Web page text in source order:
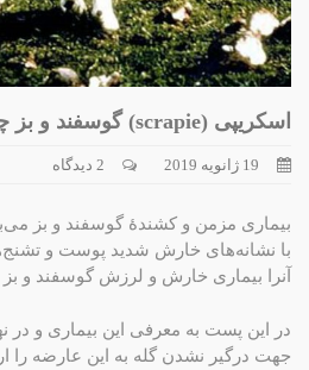
اسکریپی (scrapie) گوسفند و بز چیست؟
19 ژانویه 2019 2 دیدگاه
بیماری مزمن و کشندۀ گوسفند و بز
با نشانه‌های خارش شدید پوست و
آنرا بیماری خارش و لرزش گوسفند و
در این پست به معرفی این بیماری و در
جهت درگیر نشدن گله به این عارضه را